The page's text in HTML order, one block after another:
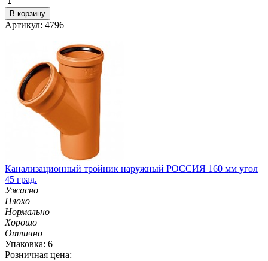
В корзину
Артикул: 4796
Канализационный тройник наружный РОССИЯ 160 мм угол
45 град.
Ужасно
Плохо
Нормально
Хорошо
Отлично
Упаковка: 6
Розничная цена: